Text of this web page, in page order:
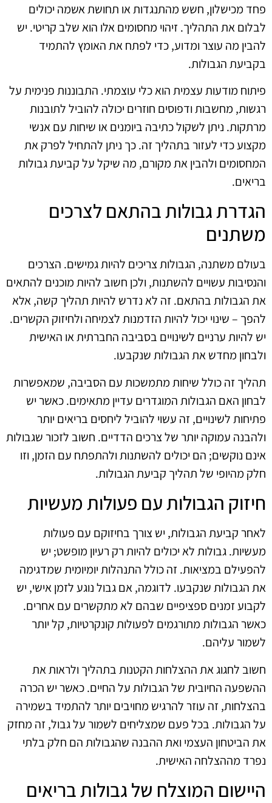
פחד מכישלון, חשש מהתנגדות או תחושת אשמה יכולים
לבלום את התהליך. זיהוי מחסומים אלו הוא שלב קריטי. יש
להבין מה עוצר ומדוע, כדי לפתח את האומץ להתמיד
בקביעת הגבולות.
פיתוח מודעות עצמית הוא כלי עוצמתי. התבוננות פנימית על
רגשות, מחשבות ודפוסים חוזרים יכולה להוביל לתובנות
מרתקות. ניתן לשקול כתיבה ביומנים או שיחות עם אנשי
מקצוע כדי לעזור בתהליך זה. כך ניתן להתחיל לפרק את
המחסומים ולהבין את מקורם, מה שיקל על קביעת גבולות
בריאים.
הגדרת גבולות בהתאם לצרכים
משתנים
בעולם משתנה, הגבולות צריכים להיות גמישים. הצרכים
והנסיבות עשויים להשתנות, ולכן חשוב להיות מוכנים להתאים
את הגבולות בהתאם. זה לא נדרש להיות תהליך קשה, אלא
להפך – שינוי יכול להיות הזדמנות לצמיחה ולחיזוק הקשרים.
יש להיות ערניים לשינויים בסביבה החברתית או האישית
ולבחון מחדש את הגבולות שנקבעו.
תהליך זה כולל שיחות מתמשכות עם הסביבה, שמאפשרות
לבחון האם הגבולות המוגדרים עדיין מתאימים. כאשר יש
פתיחות לשינויים, זה עשוי להוביל ליחסים בריאים יותר
ולהבנה עמוקה יותר של צרכים הדדיים. חשוב לזכור שגבולות
אינם נוקשים; הם יכולים להשתנות ולהתפתח עם הזמן, וזו
חלק מהיופי של תהליך קביעת הגבולות.
חיזוק הגבולות עם פעולות מעשיות
לאחר קביעת הגבולות, יש צורך בחיזוקם עם פעולות
מעשיות. גבולות לא יכולים להיות רק רעיון מופשט; יש
להפעילם במציאות. זה כולל התנהלות יומיומית שמדגימה
את הגבולות שנקבעו. לדוגמה, אם גבול נוגע לזמן אישי, יש
לקבוע זמנים ספציפיים שבהם לא מתקשרים עם אחרים.
כאשר הגבולות מתורגמים לפעולות קונקרטיות, קל יותר
לשמור עליהם.
חשוב לחגוג את ההצלחות הקטנות בתהליך ולראות את
ההשפעה החיובית של הגבולות על החיים. כאשר יש הכרה
בהצלחות, זה עוזר להרגיש מחויבים יותר להתמיד בשמירה
על הגבולות. בכל פעם שמצליחים לשמור על גבול, זה מחזק
את הביטחון העצמי ואת ההבנה שהגבולות הם חלק בלתי
נפרד מההצלחה האישית.
היישום המוצלח של גבולות בריאים